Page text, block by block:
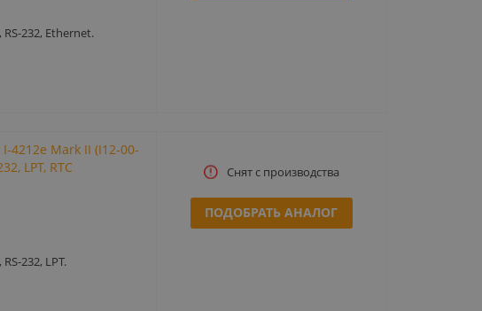
232, Ethernet.
4212e Mark II (I12-00-
LPT, RTC
232, LPT.
Снят с производства
ПОДОБРАТЬ АНАЛОГ